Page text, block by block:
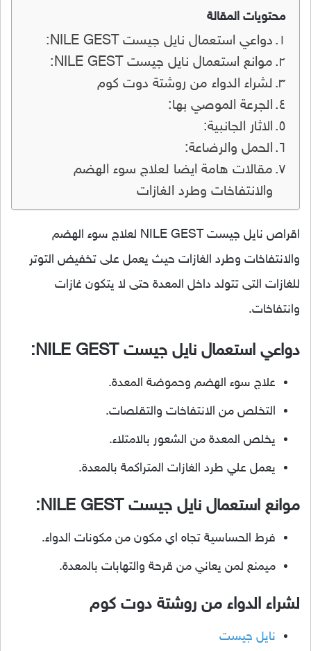
محتويات المقالة
دواعي استعمال نايل جيست NILE GEST:
موانع استعمال نايل جيست NILE GEST:
لشراء الدواء من روشتة دوت كوم
الجرعة الموصي بها:
الاثار الجانبية:
الحمل والرضاعة:
مقالات هامة ايضا لعلاج سوء الهضم
والانتفاخات وطرد الغازات
اقراص نايل جيست NILE GEST لعلاج سوء الهضم
والانتفاخات وطرد الغازات حيث يعمل على تخفيض التوتر
للغازات التى تتولد داخل المعدة حتى لا يتكون غازات
وانتفاخات.
دواعي استعمال نايل جيست NILE GEST:
علاج سوء الهضم وحموضة المعدة.
التخلص من الانتفاخات والتقلصات.
يخلص المعدة من الشعور بالامتلاء.
يعمل علي طرد الغازات المتراكمة بالمعدة.
موانع استعمال نايل جيست NILE GEST:
فرط الحساسية تجاه اي مكون من مكونات الدواء.
ميمنع لمن يعاني من قرحة والتهابات بالمعدة.
لشراء الدواء من روشتة دوت كوم
نايل جيست